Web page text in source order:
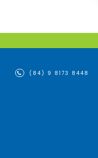
(84) 9 8173 8448